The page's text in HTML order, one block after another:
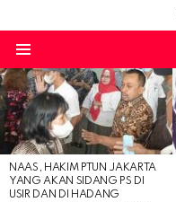
LATEST
STORIES
NAAS, HAKIM PTUN JAKARTA
YANG AKAN SIDANG PS DI
USIR DAN DI HADANG